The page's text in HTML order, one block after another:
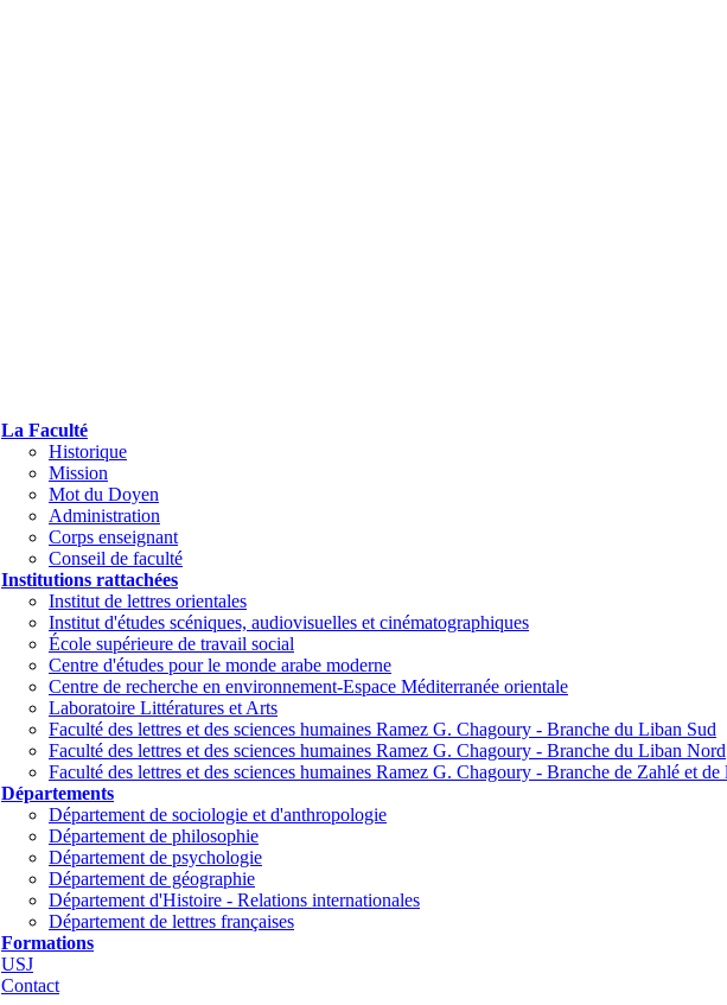
La Faculté
Historique
Mission
Mot du Doyen
Administration
Corps enseignant
Conseil de faculté
Institutions rattachées
Institut de lettres orientales
Institut d'études scéniques, audiovisuelles et cinématographiques
École supérieure de travail social
Centre d'études pour le monde arabe moderne
Centre de recherche en environnement-Espace Méditerranée orientale
Laboratoire Littératures et Arts
Faculté des lettres et des sciences humaines Ramez G. Chagoury - Branche du Liban Sud
Faculté des lettres et des sciences humaines Ramez G. Chagoury - Branche du Liban Nord
Faculté des lettres et des sciences humaines Ramez G. Chagoury - Branche de Zahlé et de
Départements
Département de sociologie et d'anthropologie
Département de philosophie
Département de psychologie
Département de géographie
Département d'Histoire - Relations internationales
Département de lettres françaises
Formations
USJ
Contact